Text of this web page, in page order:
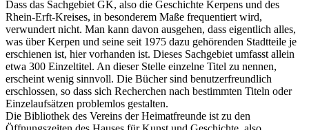
Dass das Sachgebiet GK, also die Geschichte Kerpens und des
Rhein-Erft-Kreises, in besonderem Maße frequentiert wird,
verwundert nicht. Man kann davon ausgehen, dass eigentlich alles,
was über Kerpen und seine seit 1975 dazu gehörenden Stadtteile je
erschienen ist, hier vorhanden ist. Dieses Sachgebiet umfasst allein
etwa 300 Einzeltitel. An dieser Stelle einzelne Titel zu nennen,
erscheint wenig sinnvoll. Die Bücher sind benutzerfreundlich
erschlossen, so dass sich Recherchen nach bestimmten Titeln oder
Einzelaufsätzen problemlos gestalten.
Die Bibliothek des Vereins der Heimatfreunde ist zu den